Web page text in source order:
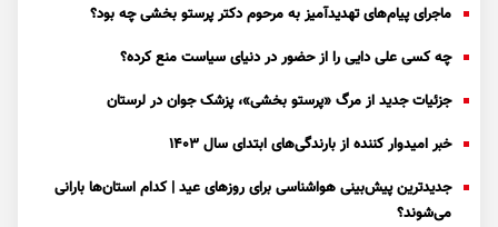
ماجرای پیام‌های تهدیدآمیز به مرحوم دکتر پرستو بخشی چه بود؟
چه کسی علی دایی را از حضور در دنیای سیاست منع کرده؟
جزئیات جدید از مرگ «پرستو بخشی»، پزشک جوان در لرستان
خبر امیدوار کننده از بارندگی‌های ابتدای سال ۱۴۰۳
جدیدترین پیش‌بینی هواشناسی برای روزهای عید | کدام استان‌ها بارانی
می‌شوند؟